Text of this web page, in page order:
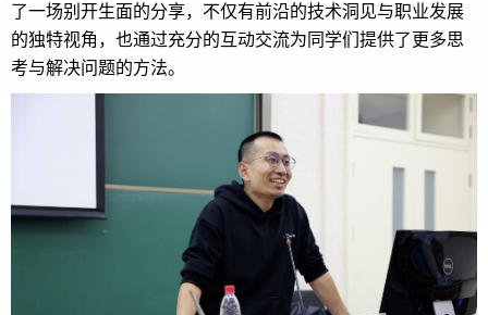
了一场别开生面的分享，不仅有前沿的技术洞见与职业发展
的独特视角，也通过充分的互动交流为同学们提供了更多思
考与解决问题的方法。